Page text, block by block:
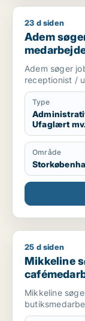
Adem søger
23 d siden
Adem
Adem søger
receptionist /
Type
Ufaglært
Område
Mikkeline
25 d siden
Mikkeline
Mikkeline